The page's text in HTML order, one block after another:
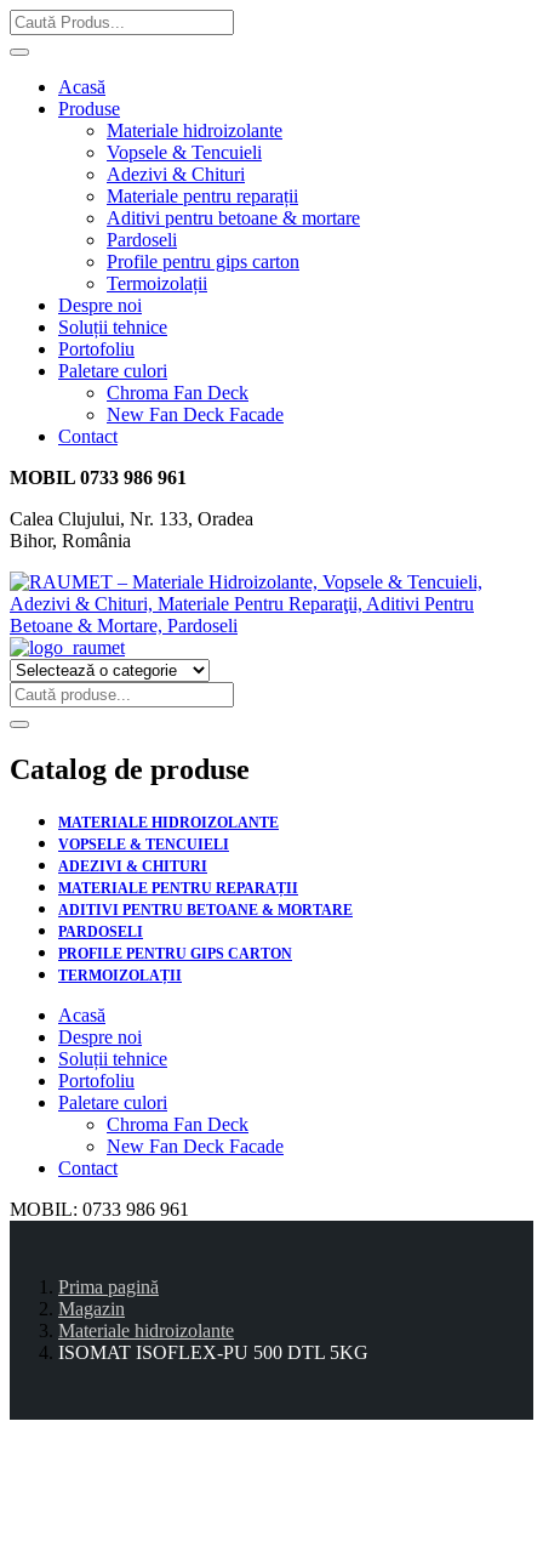
Acasă
Produse
Materiale hidroizolante
Vopsele & Tencuieli
Adezivi & Chituri
Materiale pentru reparații
Aditivi pentru betoane & mortare
Pardoseli
Profile pentru gips carton
Termoizolații
Despre noi
Soluții tehnice
Portofoliu
Paletare culori
Chroma Fan Deck
New Fan Deck Facade
Contact
MOBIL 0733 986 961
Calea Clujului, Nr. 133, Oradea
Bihor, România
Catalog de produse
MATERIALE HIDROIZOLANTE
VOPSELE & TENCUIELI
ADEZIVI & CHITURI
MATERIALE PENTRU REPARAȚII
ADITIVI PENTRU BETOANE & MORTARE
PARDOSELI
PROFILE PENTRU GIPS CARTON
TERMOIZOLAȚII
Acasă
Despre noi
Soluții tehnice
Portofoliu
Paletare culori
Chroma Fan Deck
New Fan Deck Facade
Contact
MOBIL: 0733 986 961
Prima pagină
Magazin
Materiale hidroizolante
ISOMAT ISOFLEX-PU 500 DTL 5KG